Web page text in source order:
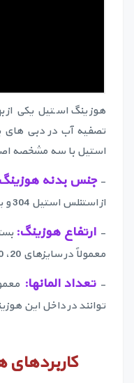
هوزینگ استیل یکی از
تصفیه آب در دبی
استیل با سه مشخصه
-جنس بدنه
از استنلس استیل 304 و یا 316 می باشد.
-ارتفاع هوزینگ:
معمولاً در سایزهای 20، 30 و 40 اینچ هستند.
-تعداد المانها:
توانند در داخل این